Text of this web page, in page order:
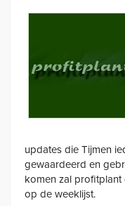
updates die Tijmen
gewaardeerd en
komen zal profitplant
op de weeklijst.